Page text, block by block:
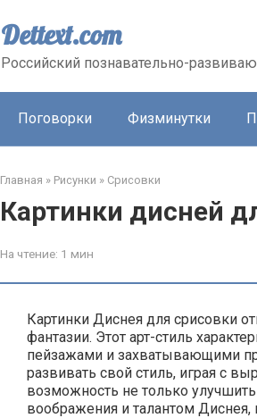
Dettext.com
Российский познавательно-
Поговорки Физминутки
Главная » Рисунки » Срисовки
Картинки дисней
На чтение: 1 мин
Картинки Диснея для срисовки
фантазии. Этот арт-стиль
пейзажами и захватывающими
развивать свой стиль, играя с
возможность не только
воображения и талантом